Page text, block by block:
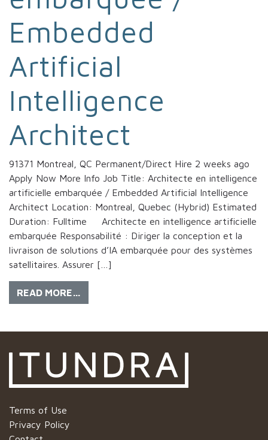
Embedded
Artificial
Intelligence
Architect
91371 Montreal, QC Permanent/Direct Hire 2 weeks ago
Apply Now More Info Job Title: Architecte en intelligence
artificielle embarquée / Embedded Artificial Intelligence
Architect Location: Montreal, Quebec (Hybrid) Estimated
Duration: Fulltime Architecte en intelligence artificielle
embarquée Responsabilité : Diriger la conception et la
livraison de solutions d’IA embarquée pour des systèmes
satellitaires. Assurer […]
READ MORE…
Terms of Use
Privacy Policy